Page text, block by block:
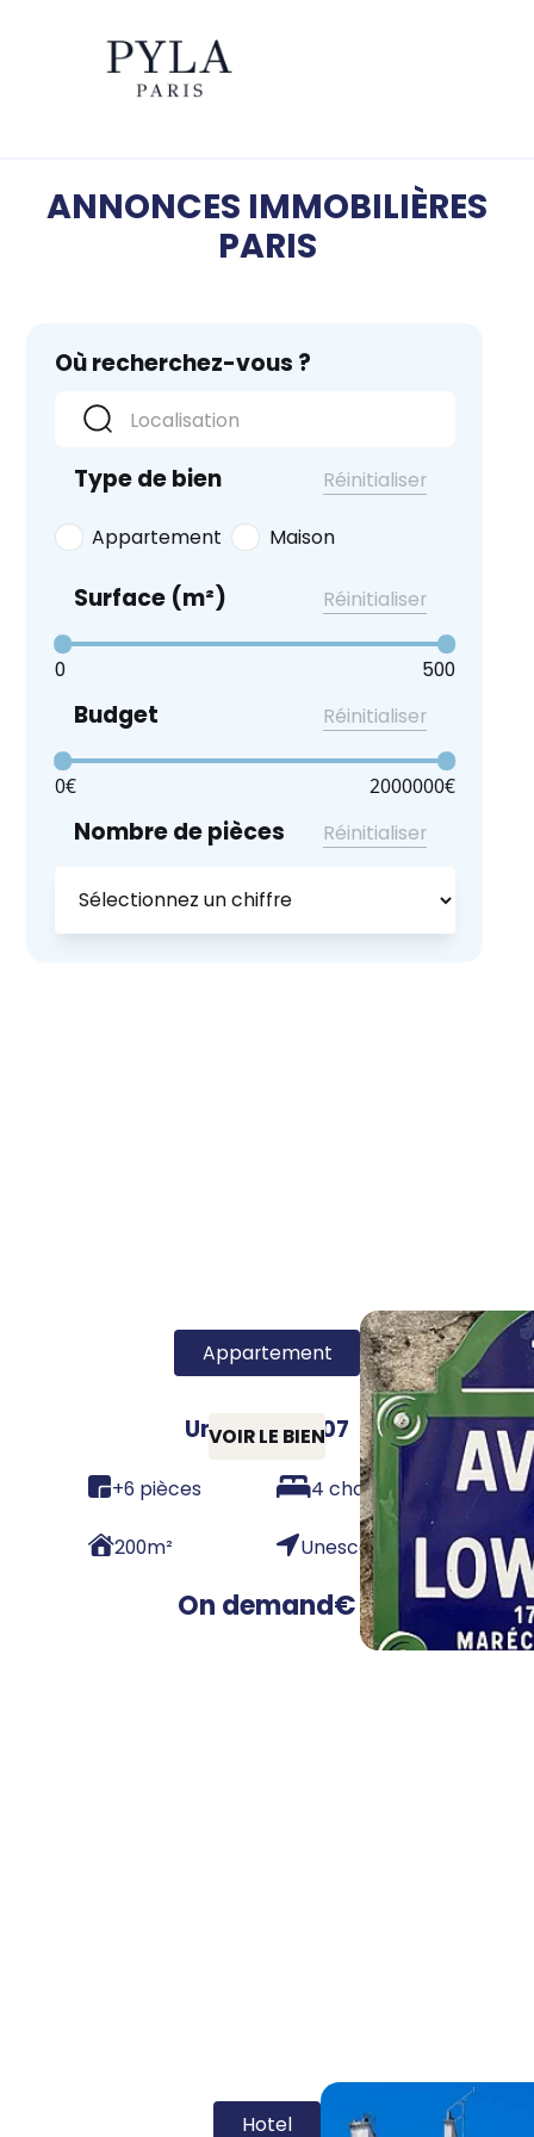
ANNONCES IMMOBILIÈRES
PARIS
Où recherchez-vous ?
Type de bien Réinitialiser
Appartement Maison
Surface (m²) Réinitialiser
0 500
Budget Réinitialiser
0€ 2000000€
Nombre de pièces Réinitialiser
Appartement
Unesco 75007
+6 pièces 4 chambres
200m² Unesco
On demand€
VOIR LE BIEN
Hotel